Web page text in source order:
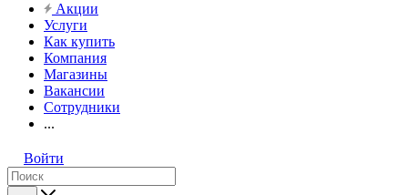
Акции
Услуги
Как купить
Компания
Магазины
Вакансии
Сотрудники
...
Войти